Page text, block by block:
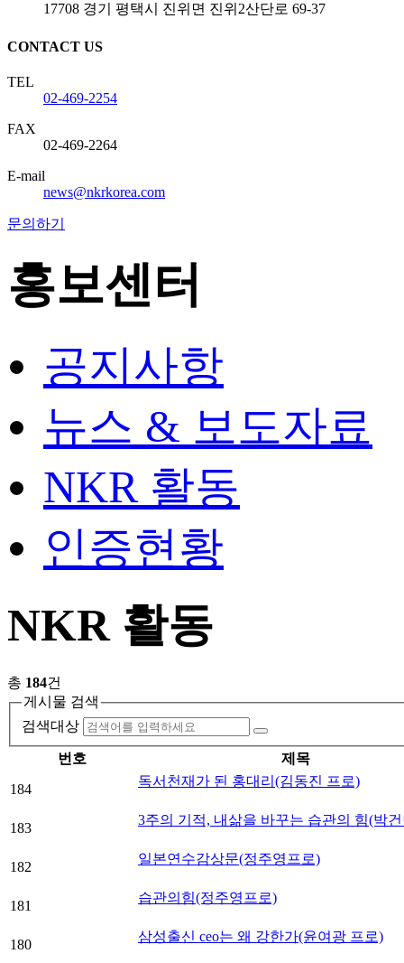
17708 경기 평택시 진위면 진위2산단로 69-37
CONTACT US
TEL
02-469-2254
FAX
02-469-2264
E-mail
news@nkrkorea.com
문의하기
홍보센터
공지사항
뉴스 & 보도자료
NKR 활동
인증현황
NKR 활동
총 184건
게시물 검색
검색대상
번호
제목
184
독서천재가 된 홍대리(김동진 프로)
183
3주의 기적, 내삶을 바꾸는 습관의 힘(박
182
일본연수감상문(정주영프로)
181
습관의힘(정주영프로)
180
삼성출신 ceo는 왜 강한가(윤여광 프로)